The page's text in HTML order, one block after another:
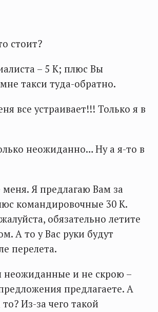
стоит?
– 5 К; плюс Вы
такси туда-обратно.
все устраивает!!! Только я в
неожиданно… Ну а я-то в
Я предлагаю Вам за
командировочные 30 К.
обязательно летите
А то у Вас руки будут
перелета.
неожиданные и не скрою –
предлагаете. А
то? Из-за чего такой